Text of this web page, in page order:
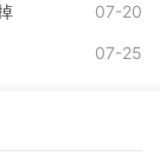
07-20
07-25